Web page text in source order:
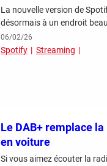
La nouvelle version de
désormais à un endroit
06/02/26
Spotify Streaming
Le DAB+ remplace
en voiture
Si vous aimez écouter la